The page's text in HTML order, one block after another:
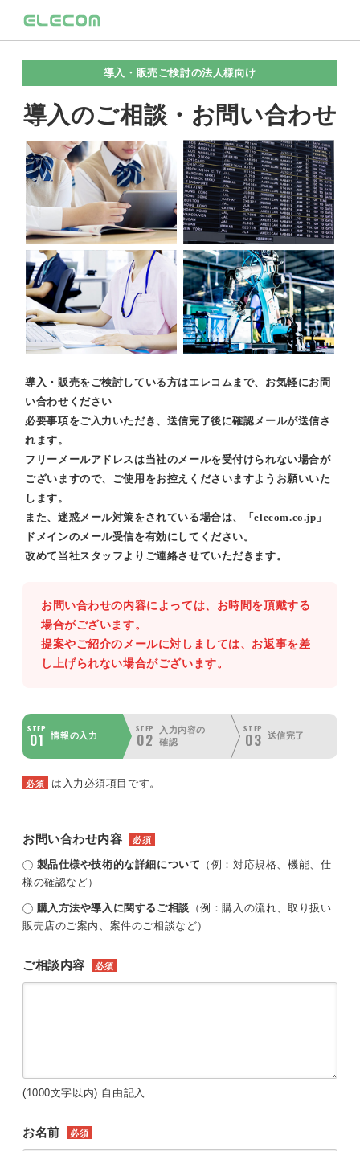
導入・販売ご検討の法人様向け
導入のご相談・お問い合わせ
導入・販売をご検討している方はエレコムまで、お気軽にお問
い合わせください
必要事項をご入力いただき、送信完了後に確認メールが送信さ
れます。
フリーメールアドレスは当社のメールを受付けられない場合が
ございますので、ご使用をお控えくださいますようお願いいた
します。
また、迷惑メール対策をされている場合は、「elecom.co.jp」
ドメインのメール受信を有効にしてください。
改めて当社スタッフよりご連絡させていただきます。
お問い合わせの内容によっては、お時間を頂戴する
場合がございます。
提案やご紹介のメールに対しましては、お返事を差
し上げられない場合がございます。
STEP
01 情報の入力
STEP
02
入力内容の
確認
STEP
03 送信完了
必須 は入力必須項目です。
お問い合わせ内容 必須
製品仕様や技術的な詳細について （例：対応規格、機能、仕
様の確認など）
購入方法や導入に関するご相談 （例：購入の流れ、取り扱い
販売店のご案内、案件のご相談など）
ご相談内容 必須
(1000文字以内) 自由記入
お名前 必須